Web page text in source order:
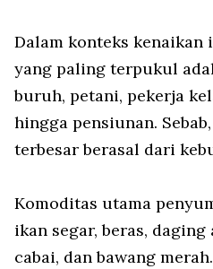
Dalam konteks
yang paling terpukul
buruh, petani, pekerja
hingga pensiunan.
terbesar berasal dari
Komoditas utama
ikan segar, beras,
cabai, dan bawang